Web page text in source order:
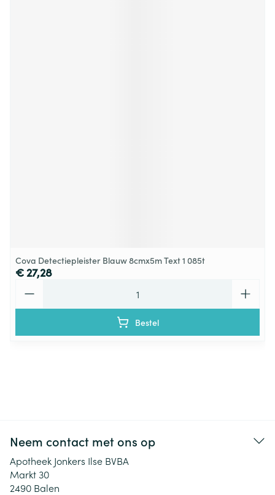
Cova Detectiepleister Blauw 8cmx5m Text 1 085t
€ 27,28
Bestel
Neem contact met ons op
Apotheek Jonkers Ilse BVBA
Markt 30
2490 Balen